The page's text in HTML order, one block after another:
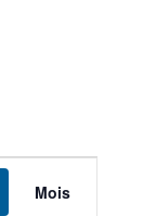
Mois